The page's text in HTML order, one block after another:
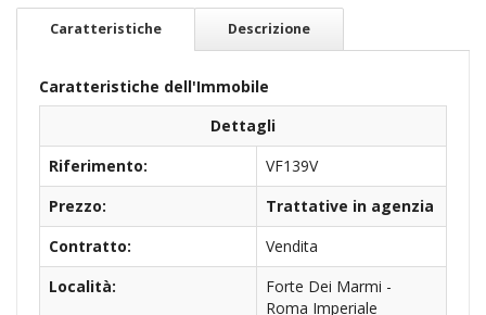
Caratteristiche Descrizione
Caratteristiche dell'Immobile
Dettagli
Riferimento:
VF139V
Prezzo:
Trattative in agenzia
Contratto:
Vendita
Località:
Forte Dei Marmi -
Roma Imperiale